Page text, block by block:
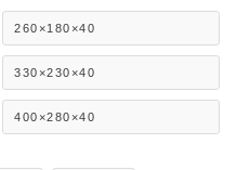
260×180×40
330×230×40
400×280×40